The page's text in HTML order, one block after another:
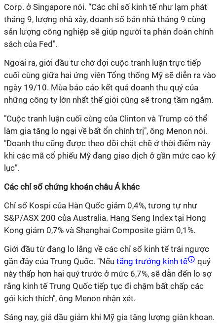
Corp. ở Singapore nói. “Các chỉ số kinh tế như lạm phát
tháng 9, lượng nhà xây, doanh số bán nhà tháng 9 cùng
sản lượng công nghiệp sẽ giúp người ta phán đoán chính
sách của Fed".
Ngoài ra, giới đầu tư chờ đợi cuộc tranh luận trực tiếp
cuối cùng giữa hai ứng viên Tổng thống Mỹ sẽ diễn ra vào
ngày 19/10. Mùa báo cáo kết quả doanh thu quý của
những công ty lớn nhất thế giới cũng sẽ trong tầm ngắm.
"Cuộc tranh luận cuối cùng của Clinton và Trump có thể
làm gia tăng lo ngại về bất ổn chính trị", ông Menon nói.
"Doanh thu cũng được theo dõi chặt chẽ ở thời điểm này
khi các mã cổ phiếu Mỹ đang giao dịch ở gần mức cao kỷ
lục".
Các chỉ số chứng khoán châu Á khác
Chỉ số Kospi của Hàn Quốc giảm 0,4%, tương tự như
S&P/ASX 200 của Australia. Hang Seng Index tại Hong
Kong giảm 0,7% và Shanghai Composite giảm 0,1%.
Giới đầu từ đang lo lắng về các chỉ số kinh tế trái ngược
gần đây của Trung Quốc. "Nếu tăng trưởng kinh tế
quý
này thấp hơn hai quý trước ở mức 6,7%, sẽ dẫn đến lo sợ
rằng kinh tế Trung Quốc tiếp tục đi chậm bất chấp các
gói kích thích", ông Menon nhận xét.
Sáng nay, giá dầu giảm khi Mỹ gia tăng lượng giàn khoan.